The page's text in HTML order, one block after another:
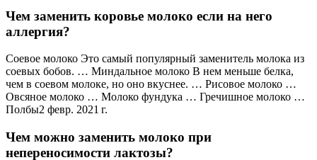
Чем заменить коровье молоко если на него
аллергия?
Соевое молоко Это самый популярный заменитель молока из
соевых бобов. … Миндальное молоко В нем меньше белка,
чем в соевом молоке, но оно вкуснее. … Рисовое молоко …
Овсяное молоко … Молоко фундука … Гречишное молоко …
Полбы2 февр. 2021 г.
Чем можно заменить молоко при
непереносимости лактозы?